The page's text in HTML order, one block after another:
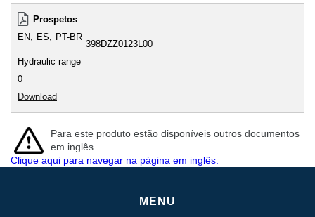
Prospetos
EN
ES PT-BR
398DZZ0123L00
Hydraulic range
0
Download
Para este produto estão disponíveis outros documentos
em inglês.
Clique aqui para navegar na página em inglês.
MENU